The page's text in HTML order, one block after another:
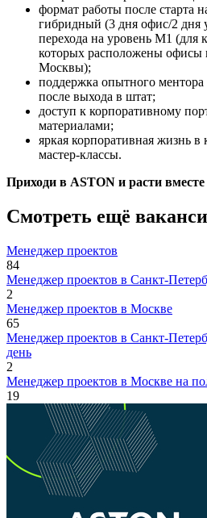
формат работы после старта
гибридный (3 дня офис/2 дня
перехода на уровень М1 (для
которых расположены
Москвы);
поддержка опытного
после выхода в штат;
доступ к корпоративному
материалами;
яркая корпоративная жизнь
мастер-классы.
Приходи в ASTON и расти
Смотреть ещё
Менеджер проектов
84
Менеджер проектов в Санкт-
2
Менеджер проектов в Москве
65
Менеджер проектов в Санкт-
день
2
Менеджер проектов в Москве на
19